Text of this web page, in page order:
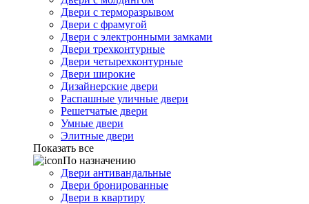
Двери с терморазрывом
Двери с фрамугой
Двери с электронными замками
Двери трехконтурные
Двери четырехконтурные
Двери широкие
Дизайнерские двери
Распашные уличные двери
Решетчатые двери
Умные двери
Элитные двери
Показать все
По назначению
Двери антивандальные
Двери бронированные
Двери в квартиру